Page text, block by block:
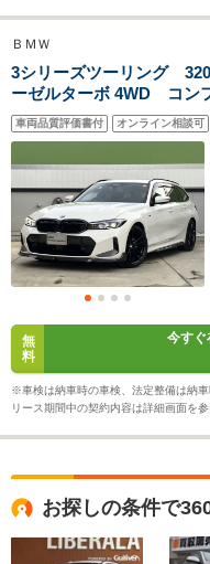
駆動方式 4WD、FR
ＢＭＷ
3シリーズツーリング
ーゼルターボ 4WD コン
パッケージ 19インチア
ンク ランバーサポート
ョンシート ヘッドアッ
車両品質評価書付 オンライン相談可
無
料
今すぐ
※車検は納車時の車検、法定整備は納車
リース期間中の契約内容は詳細画面を参
お探しの条件で